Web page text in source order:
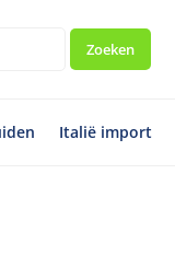
Zoeken
Italië import